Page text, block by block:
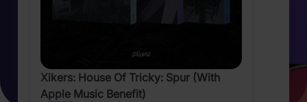
Xikers: House Of Tricky: Spur (With
Apple Music Benefit)